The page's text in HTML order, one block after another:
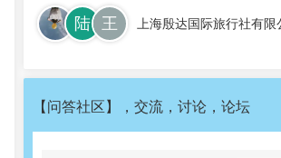
上海殷达国际旅行社有限
【问答社区】，交流，讨论，论坛